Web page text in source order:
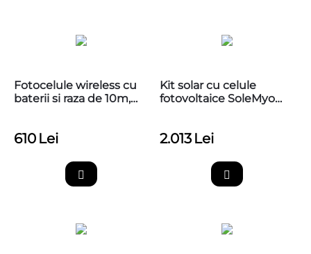
Fotocelule wireless cu
baterii si raza de 10m,
610 Lei
Kit solar cu celule
fotovoltaice SoleMyo
2.013 Lei